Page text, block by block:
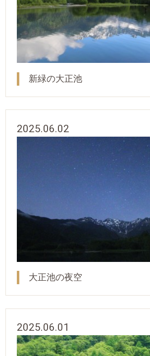
新緑の大正池
2025.06.02
大正池の夜空
2025.06.01